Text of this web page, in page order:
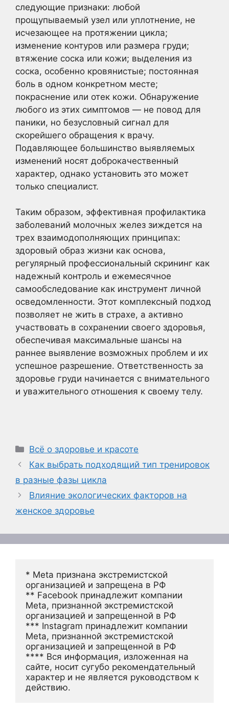
следующие признаки: любой
прощупываемый узел или уплотнение, не
исчезающее на протяжении цикла;
изменение контуров или размера груди;
втяжение соска или кожи; выделения из
соска, особенно кровянистые; постоянная
боль в одном конкретном месте;
покраснение или отек кожи. Обнаружение
любого из этих симптомов — не повод для
паники, но безусловный сигнал для
скорейшего обращения к врачу.
Подавляющее большинство выявляемых
изменений носят доброкачественный
характер, однако установить это может
только специалист.
Таким образом, эффективная профилактика
заболеваний молочных желез зиждется на
трех взаимодополняющих принципах:
здоровый образ жизни как основа,
регулярный профессиональный скрининг как
надежный контроль и ежемесячное
самообследование как инструмент личной
осведомленности. Этот комплексный подход
позволяет не жить в страхе, а активно
участвовать в сохранении своего здоровья,
обеспечивая максимальные шансы на
раннее выявление возможных проблем и их
успешное разрешение. Ответственность за
здоровье груди начинается с внимательного
и уважительного отношения к своему телу.
Рубрики
Всё о здоровье и красоте
Как выбрать подходящий тип тренировок
в разные фазы цикла
Влияние экологических факторов на
женское здоровье
* Meta признана экстремистской
организацией и запрещена в РФ
** Facebook принадлежит компании
Meta, признанной экстремистской
организацией и запрещенной в РФ
*** Instagram принадлежит компании
Meta, признанной экстремистской
организацией и запрещенной в РФ
**** Вся информация, изложенная на
сайте, носит сугубо рекомендательный
характер и не является руководством к
действию.